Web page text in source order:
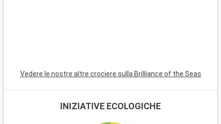
Vedere le nostre altre crociere sulla Brilliance of the Seas
INIZIATIVE ECOLOGICHE